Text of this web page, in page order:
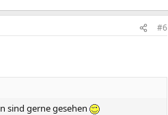
#6
sind gerne gesehen